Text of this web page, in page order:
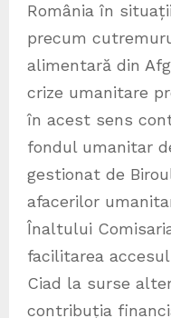
România în
precum
alimentară din
crize umanitare
în acest sens
fondul umanitar
gestionat de
afacerilor
Înaltului
facilitarea
Ciad la surse
contribuția